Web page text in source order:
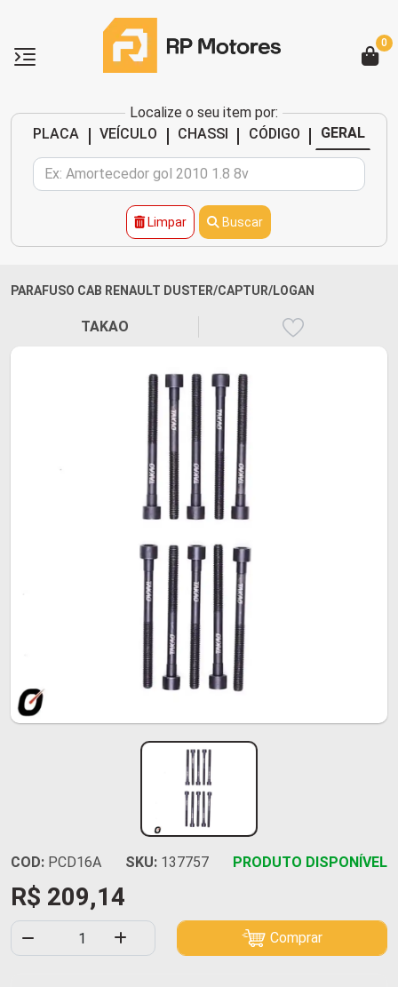
Localize o seu item por:
PLACA
| VEÍCULO | CHASSI | CÓDIGO | GERAL
Limpar Buscar
0
PARAFUSO CAB RENAULT DUSTER/CAPTUR/LOGAN
TAKAO
COD: PCD16A SKU: 137757 PRODUTO DISPONÍVEL
R$ 209,14
Comprar